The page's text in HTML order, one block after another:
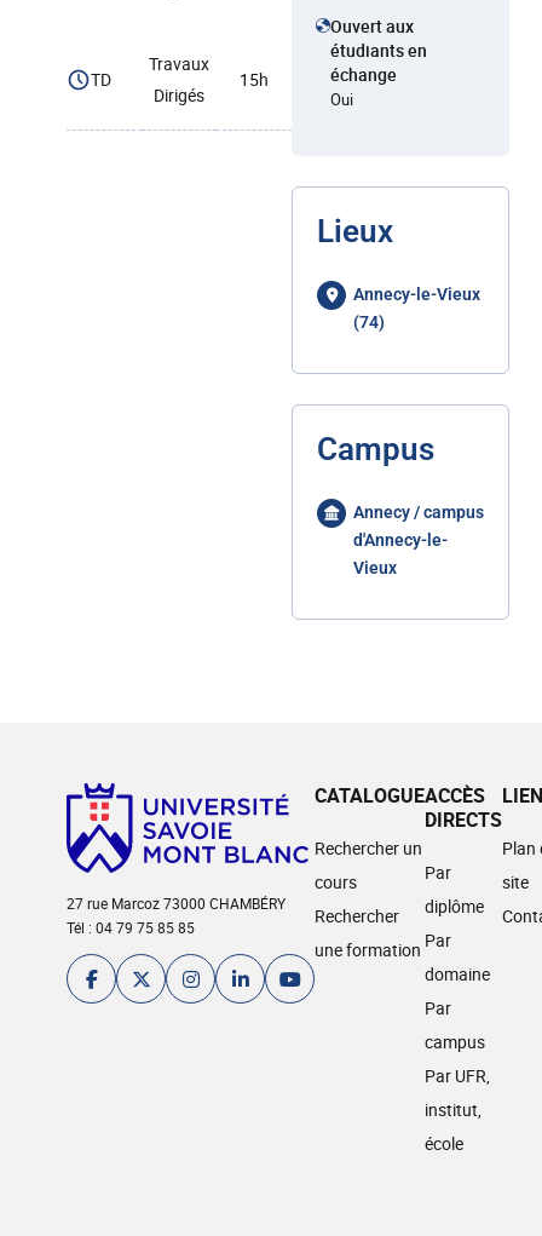
TD
Travaux
Dirigés
15h
Ouvert aux
étudiants en
échange
Oui
Lieux
Annecy-le-Vieux
(74)
Campus
Annecy / campus
d'Annecy-le-
Vieux
27 rue Marcoz 73000 CHAMBÉRY
Tél : 04 79 75 85 85
CATALOGUE
Rechercher un
cours
Rechercher
une formation
ACCÈS
DIRECTS
Par
diplôme
Par
domaine
Par
campus
Par UFR,
institut,
école
Plan
site